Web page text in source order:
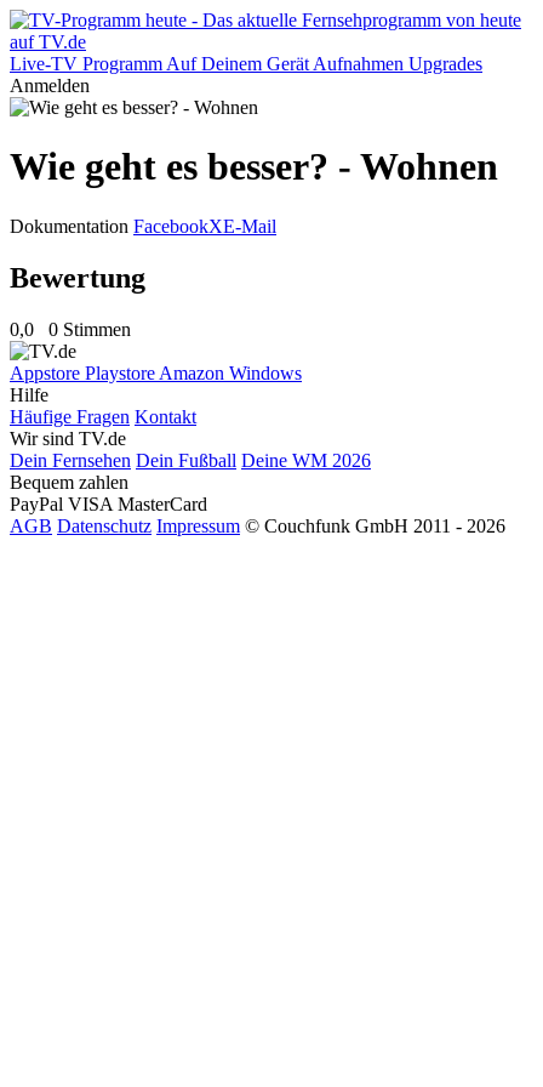
Live-TV Programm Auf Deinem Gerät Aufnahmen Upgrades
Anmelden
Wie geht es besser? - Wohnen
Dokumentation FacebookXE-Mail
Bewertung
0,0 0 Stimmen
Appstore Playstore Amazon Windows
Hilfe
Häufige Fragen Kontakt
Wir sind TV.de
Dein Fernsehen Dein Fußball Deine WM 2026
Bequem zahlen
PayPal VISA MasterCard
AGB Datenschutz Impressum © Couchfunk GmbH 2011 - 2026